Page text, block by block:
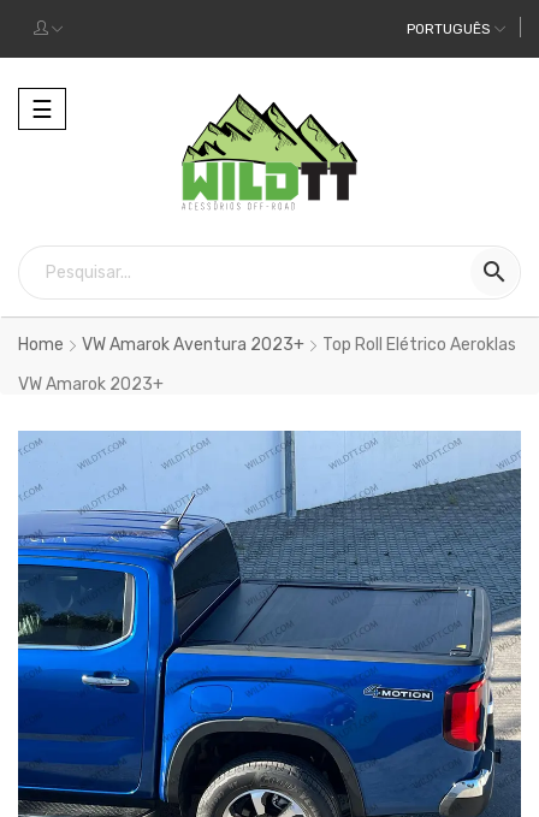
PORTUGUÊS
Alternar
a
☰

Home VW Amarok Aventura 2023+
Top Roll Elétrico Aeroklas
VW Amarok 2023+